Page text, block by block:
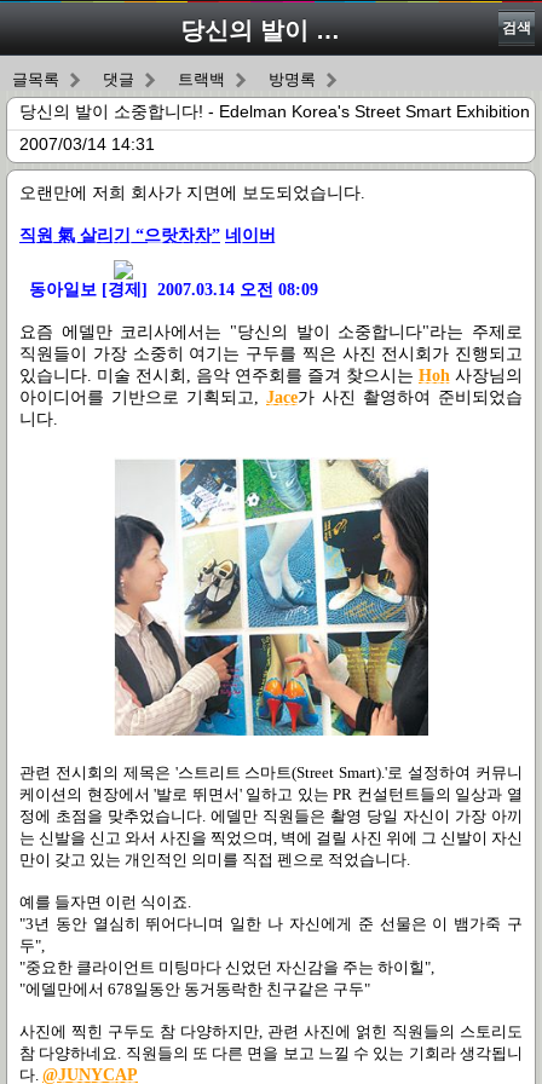
당신의 발이 소중합니다! - Edelman Korea's Street Smart Exhibition 검색
글목록 댓글 트랙백 방명록
당신의 발이 소중합니다! - Edelman Korea's Street Smart Exhibition
2007/03/14 14:31
오랜만에 저희 회사가 지면에 보도되었습니다.
직원 氣 살리기 “으랏차차” 네이버
동아일보 [경제] 2007.03.14 오전 08:09
요즘 에델만 코리사에서는 "당신의 발이 소중합니다"라는 주제로
직원들이 가장 소중히 여기는 구두를 찍은 사진 전시회가 진행되고
있습니다. 미술 전시회, 음악 연주회를 즐겨 찾으시는 Hoh 사장님의
아이디어를 기반으로 기획되고, Jace가 사진 촬영하여 준비되었습
니다.
관련 전시회의 제목은 '스트리트 스마트(Street Smart).'로 설정하여 커뮤니
케이션의 현장에서 '발로 뛰면서' 일하고 있는 PR 컨설턴트들의 일상과 열
정에 초점을 맞추었습니다. 에델만 직원들은 촬영 당일 자신이 가장 아끼
는 신발을 신고 와서 사진을 찍었으며, 벽에 걸릴 사진 위에 그 신발이 자신
만이 갖고 있는 개인적인 의미를 직접 펜으로 적었습니다.
예를 들자면 이런 식이죠.
"3년 동안 열심히 뛰어다니며 일한 나 자신에게 준 선물은 이 뱀가죽 구
두",
"중요한 클라이언트 미팅마다 신었던 자신감을 주는 하이힐",
"에델만에서 678일동안 동거동락한 친구같은 구두"
사진에 찍힌 구두도 참 다양하지만, 관련 사진에 얽힌 직원들의 스토리도
참 다양하네요. 직원들의 또 다른 면을 보고 느낄 수 있는 기회라 생각됩니
다. @JUNYCAP